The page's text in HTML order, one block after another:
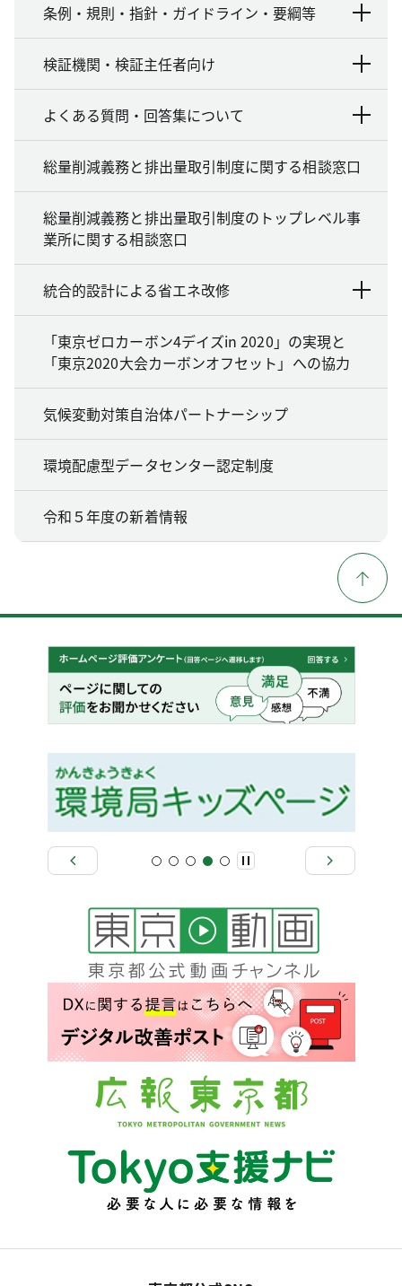
条例・規則・指針・ガイドライン・要綱等
検証機関・検証主任者向け
よくある質問・回答集について
総量削減義務と排出量取引制度に関する相談窓口
総量削減義務と排出量取引制度のトップレベル事
業所に関する相談窓口
統合的設計による省エネ改修
「東京ゼロカーボン4デイズin 2020」の実現と
「東京2020大会カーボンオフセット」への協力
気候変動対策自治体パートナーシップ
環境配慮型データセンター認定制度
令和５年度の新着情報